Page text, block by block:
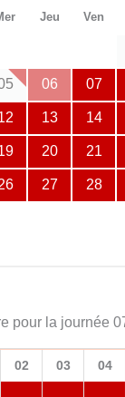
Jeu Ven
06 07
13 14
20 21
27 28
pour la journée
02 03 04